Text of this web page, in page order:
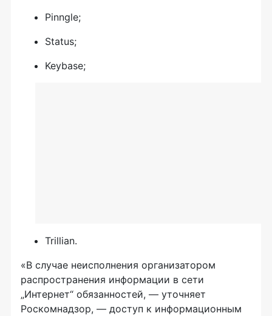
Pinngle;
Status;
Keybase;
Trillian.
«В случае неисполнения организатором
распространения информации в сети
„Интернет“ обязанностей, — уточняет
Роскомнадзор, — доступ к информационным